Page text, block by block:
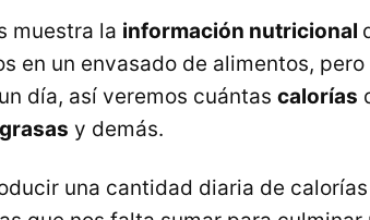
muestra la información nutricional
en un envasado de alimentos,
día, así veremos cuántas calorías
grasas y demás.
una cantidad diaria de